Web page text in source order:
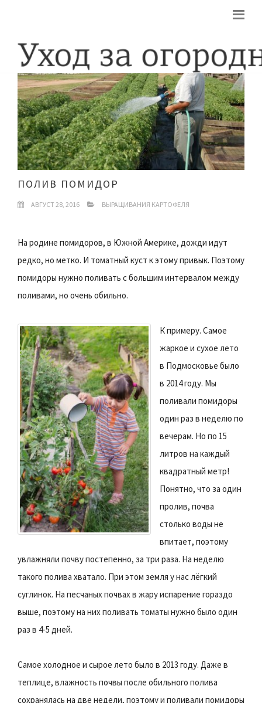
ПОЛИВ ПОМИДОР
АВГУСТ 28, 2016 ВЫРАЩИВАНИЯ КАРТОФЕЛЯ
На родине помидоров, в Южной Америке, дожди идут
редко, но метко. И томатный куст к этому привык. Поэтому
помидоры нужно поливать с большим интервалом между
поливами, но очень обильно.
К примеру. Самое
жаркое и сухое лето
в Подмосковье было
в 2014 году. Мы
поливали помидоры
один раз в неделю по
вечерам. Но по 15
литров на каждый
квадратный метр!
Понятно, что за один
пролив, почва
столько воды не
впитает, поэтому
увлажняли почву постепенно, за три раза. На неделю
такого полива хватало. При этом земля у нас лёгкий
суглинок. На песчаных почвах в жару испарение гораздо
выше, поэтому на них поливать томаты нужно было один
раз в 4-5 дней.
Самое холодное и сырое лето было в 2013 году. Даже в
теплице, влажность почвы после обильного полива
сохранялась на две недели, поэтому и поливали помидоры